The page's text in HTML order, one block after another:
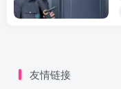
友情链接